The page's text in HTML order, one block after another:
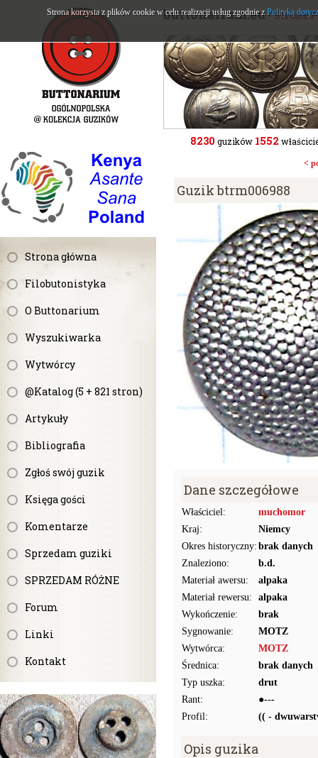
Strona główna
Filobutonistyka
O Buttonarium
Wyszukiwarka
Wytwórcy
@Katalog (5 + 821 stron)
Artykuły
Bibliografia
Zgłoś swój guzik
Księga gości
Komentarze
Sprzedam guziki
SPRZEDAM RÓŻNE
Forum
Linki
Kontakt
buttonarium.eu- Strona
8230 guzików 1552
<
Guzik btrm006988
Dane szczegółowe
Właściciel:
muchomor
Kraj:
Niemcy
Okres historyczny: brak danych
Znaleziono:
b.d.
Materiał awersu:
alpaka
Materiał rewersu:
alpaka
Wykończenie:
brak
Sygnowanie:
MOTZ
Wytwórca:
MOTZ
Średnica:
brak danych
Typ uszka:
drut
Rant:
●---
Profil:
(( -
Opis guzika
Strona korzysta z plików cookie w celu realizacji usług zgodnie z Polityką